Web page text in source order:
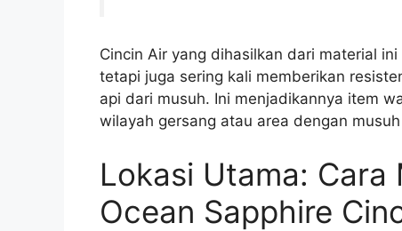
Cincin Air yang dihasilkan dari material
tetapi juga sering kali memberikan
api dari musuh. Ini menjadikannya item
wilayah gersang atau area dengan
Lokasi Utama:
Ocean Sapphire